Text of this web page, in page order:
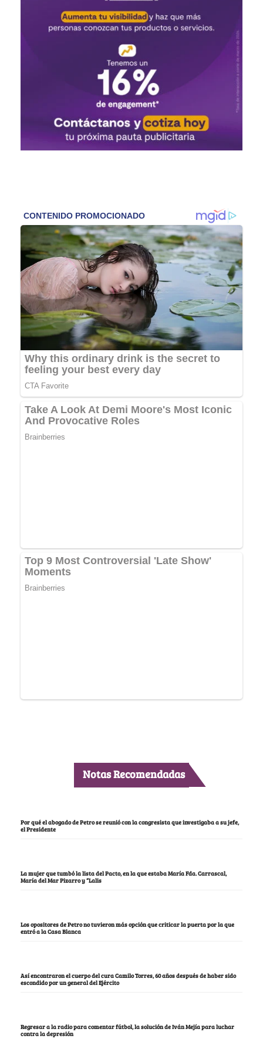
Notas Recomendadas
Por qué el abogado de Petro se reunió con la congresista que investigaba a su jefe,
el Presidente
La mujer que tumbó la lista del Pacto, en la que estaba María Fda. Carrascal,
María del Mar Pizarro y “Lalis
Los opositores de Petro no tuvieron más opción que criticar la puerta por la que
entró a la Casa Blanca
Así encontraron el cuerpo del cura Camilo Torres, 60 años después de haber sido
escondido por un general del Ejército
Regresar a la radio para comentar fútbol, la solución de Iván Mejía para luchar
contra la depresión